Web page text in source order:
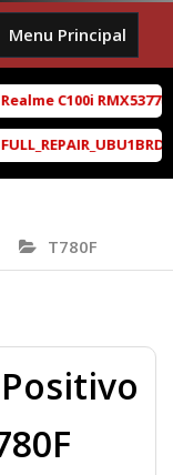
Menu Principal
C100i
T780F